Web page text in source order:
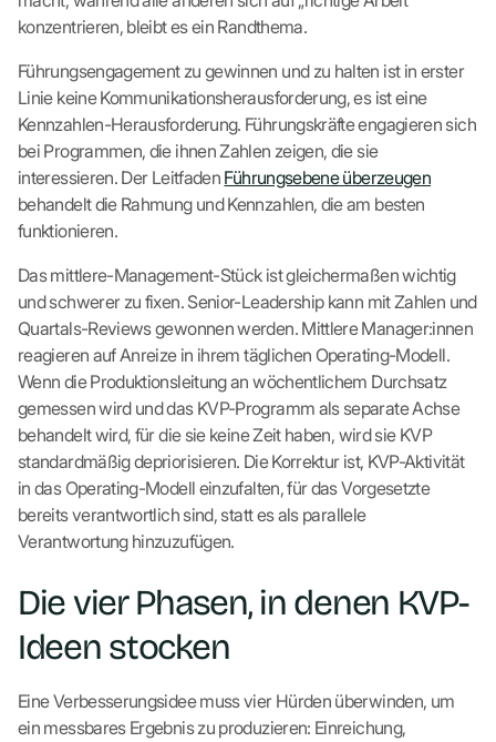
konzentrieren, bleibt es ein Randthema.
Führungsengagement zu gewinnen und zu halten ist in erster
Linie keine Kommunikationsherausforderung, es ist eine
Kennzahlen-Herausforderung. Führungskräfte engagieren sich
bei Programmen, die ihnen Zahlen zeigen, die sie
interessieren. Der Leitfaden Führungsebene überzeugen
behandelt die Rahmung und Kennzahlen, die am besten
funktionieren.
Das mittlere-Management-Stück ist gleichermaßen wichtig
und schwerer zu fixen. Senior-Leadership kann mit Zahlen und
Quartals-Reviews gewonnen werden. Mittlere Manager:innen
reagieren auf Anreize in ihrem täglichen Operating-Modell.
Wenn die Produktionsleitung an wöchentlichem Durchsatz
gemessen wird und das KVP-Programm als separate Achse
behandelt wird, für die sie keine Zeit haben, wird sie KVP
standardmäßig depriorisieren. Die Korrektur ist, KVP-Aktivität
in das Operating-Modell einzufalten, für das Vorgesetzte
bereits verantwortlich sind, statt es als parallele
Verantwortung hinzuzufügen.
Die vier Phasen, in denen KVP-
Ideen stocken
Eine Verbesserungsidee muss vier Hürden überwinden, um
ein messbares Ergebnis zu produzieren: Einreichung,